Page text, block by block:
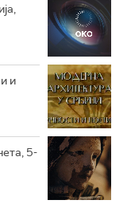
и
5-